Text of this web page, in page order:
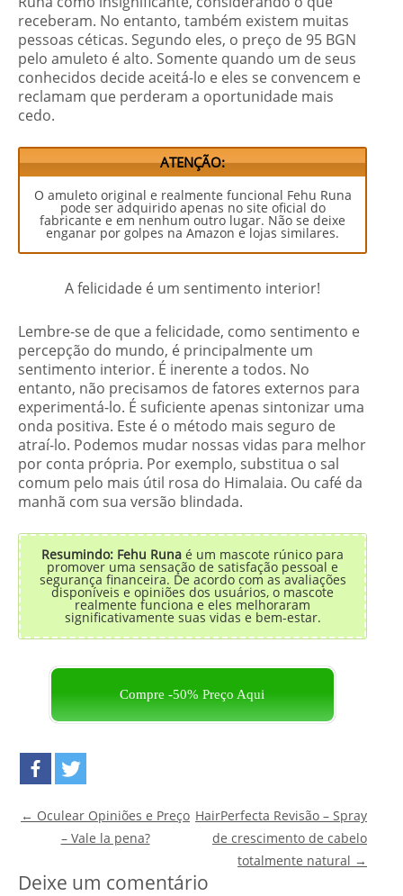
receberam. No entanto, também existem muitas
pessoas céticas. Segundo eles, o preço de 95 BGN
pelo amuleto é alto. Somente quando um de seus
conhecidos decide aceitá-lo e eles se convencem e
reclamam que perderam a oportunidade mais
cedo.
ATENÇÃO:
O amuleto original e realmente funcional Fehu Runa
pode ser adquirido apenas no site oficial do
fabricante e em nenhum outro lugar. Não se deixe
enganar por golpes na Amazon e lojas similares.
A felicidade é um sentimento interior!
Lembre-se de que a felicidade, como sentimento e
percepção do mundo, é principalmente um
sentimento interior. É inerente a todos. No
entanto, não precisamos de fatores externos para
experimentá-lo. É suficiente apenas sintonizar uma
onda positiva. Este é o método mais seguro de
atraí-lo. Podemos mudar nossas vidas para melhor
por conta própria. Por exemplo, substitua o sal
comum pelo mais útil rosa do Himalaia. Ou café da
manhã com sua versão blindada.
Resumindo: Fehu Runa é um mascote rúnico para
promover uma sensação de satisfação pessoal e
segurança financeira. De acordo com as avaliações
disponíveis e opiniões dos usuários, o mascote
realmente funciona e eles melhoraram
significativamente suas vidas e bem-estar.
Compre -50% Preço Aqui
Post navigation
← Oculear Opiniões e Preço
– Vale la pena?
HairPerfecta Revisão – Spray
de crescimento de cabelo
totalmente natural →
Deixe um comentário